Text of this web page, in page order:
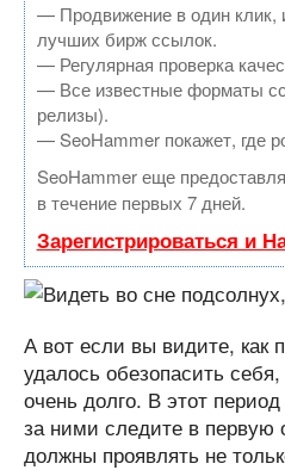
— Продвижение в один клик,
лучших бирж ссылок.
— Регулярная проверка
— Все известные форматы
релизы).
— SeoHammer покажет, где
SeoHammer еще
в течение первых 7 дней.
Зарегистрироваться и
А вот если вы видите, как
удалось обезопасить
очень долго. В этот
за ними следите в первую
должны проявлять не